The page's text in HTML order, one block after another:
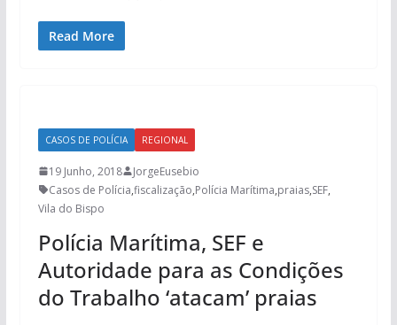
Read More
CASOS DE POLÍCIA REGIONAL
19 Junho, 2018
JorgeEusebio
Casos de Polícia,fiscalização,Polícia Marítima,praias,SEF,
Vila do Bispo
Polícia Marítima, SEF e
Autoridade para as Condições
do Trabalho ‘atacam’ praias